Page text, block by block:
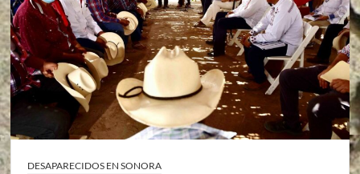
DESAPARECIDOS EN SONORA